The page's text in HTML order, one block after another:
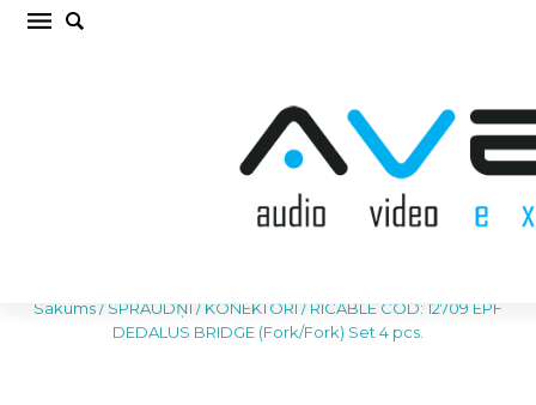
RICABLE COD: 12709 EPF DEDALUS BRIDGE
Sākums/ SPRAUDŅI / KONEKTORI / RICABLE COD: 12709 EPF
DEDALUS BRIDGE (Fork/Fork) Set 4 pcs.